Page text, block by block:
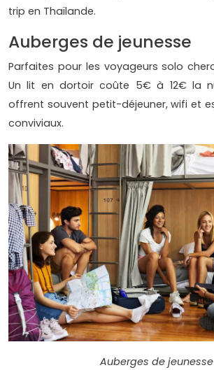
trip en Thaïlande.
Auberges de jeunesse
Parfaites pour les voyageurs solo
Un lit en dortoir coûte 5€ à 12€ la
offrent souvent petit-déjeuner, wifi et
conviviaux.
Auberges de jeunesse